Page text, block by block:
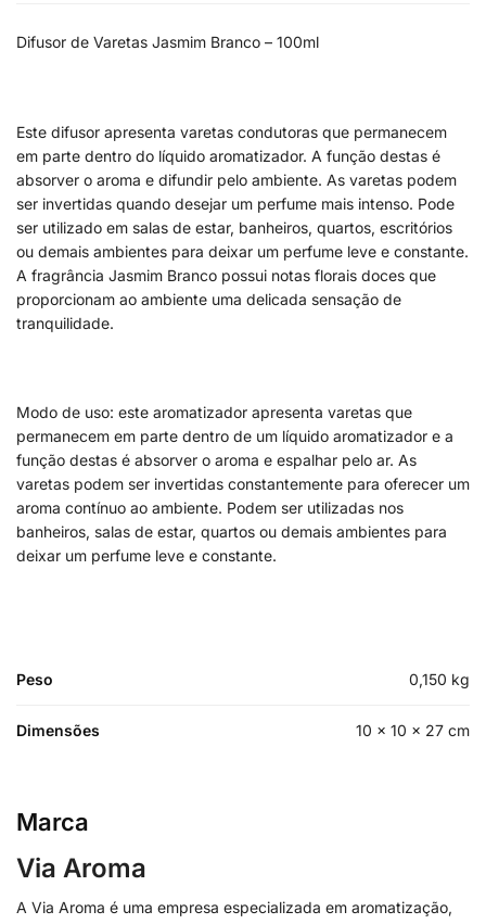
Difusor de Varetas Jasmim Branco – 100ml
Este difusor apresenta varetas condutoras que permanecem
em parte dentro do líquido aromatizador. A função destas é
absorver o aroma e difundir pelo ambiente. As varetas podem
ser invertidas quando desejar um perfume mais intenso. Pode
ser utilizado em salas de estar, banheiros, quartos, escritórios
ou demais ambientes para deixar um perfume leve e constante.
A fragrância Jasmim Branco possui notas florais doces que
proporcionam ao ambiente uma delicada sensação de
tranquilidade.
Modo de uso: este aromatizador apresenta varetas que
permanecem em parte dentro de um líquido aromatizador e a
função destas é absorver o aroma e espalhar pelo ar. As
varetas podem ser invertidas constantemente para oferecer um
aroma contínuo ao ambiente. Podem ser utilizadas nos
banheiros, salas de estar, quartos ou demais ambientes para
deixar um perfume leve e constante.
Peso 0,150 kg
Dimensões 10 × 10 × 27 cm
Marca
Via Aroma
A Via Aroma é uma empresa especializada em aromatização,